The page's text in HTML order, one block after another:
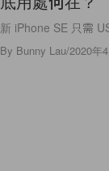
新 iPhone SE 只需
By Bunny Lau/2020年